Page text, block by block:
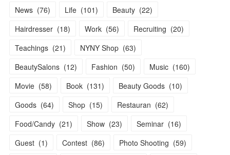
News (76) Life (101) Beauty (22)
Hairdresser (18) Work (56) Recruiting (20)
Teachings (21) NYNY Shop (63)
BeautySalons (12) Fashion (50) Music (160)
Movie (58) Book (131) Beauty Goods (10)
Goods (64) Shop (15) Restauran (62)
Food/Candy (21) Show (23) Seminar (16)
Guest (1) Contest (86) Photo Shooting (59)